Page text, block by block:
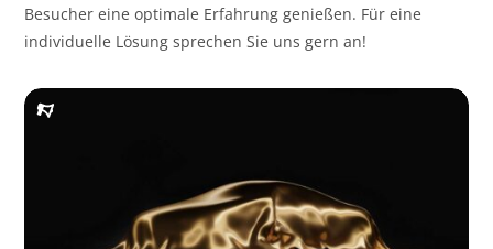
Besucher eine optimale Erfahrung genießen. Für eine
individuelle Lösung sprechen Sie uns gern an!